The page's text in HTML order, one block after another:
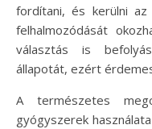
fordítani, és kerülni
felhalmozódását
választás is
állapotát, ezért
A természetes
gyógyszerek